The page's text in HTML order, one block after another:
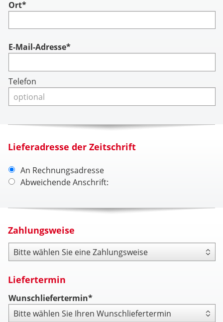
Ort*
Account
E-Mail-Adresse*
Telefon
Lieferadresse der Zeitschrift
An Rechnungsadresse
Abweichende Anschrift:
Zahlungsweise
Zahlungsweise
Liefertermin
Wunschliefertermin*